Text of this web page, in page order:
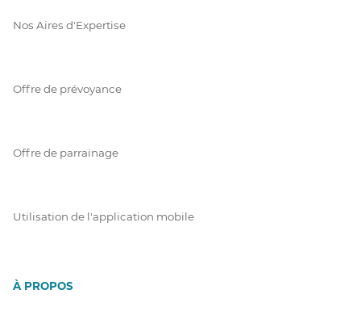
Nos Aires d'Expertise
Offre de prévoyance
Offre de parrainage
Utilisation de l'application mobile
À PROPOS